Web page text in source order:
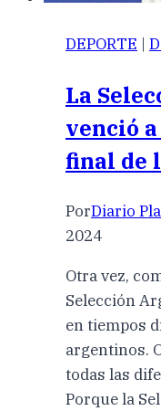
DEPORTE |
La
venció
final de
PorDiario
2024
Otra vez,
Selección
en tiempos
argentinos.
todas las
Porque la